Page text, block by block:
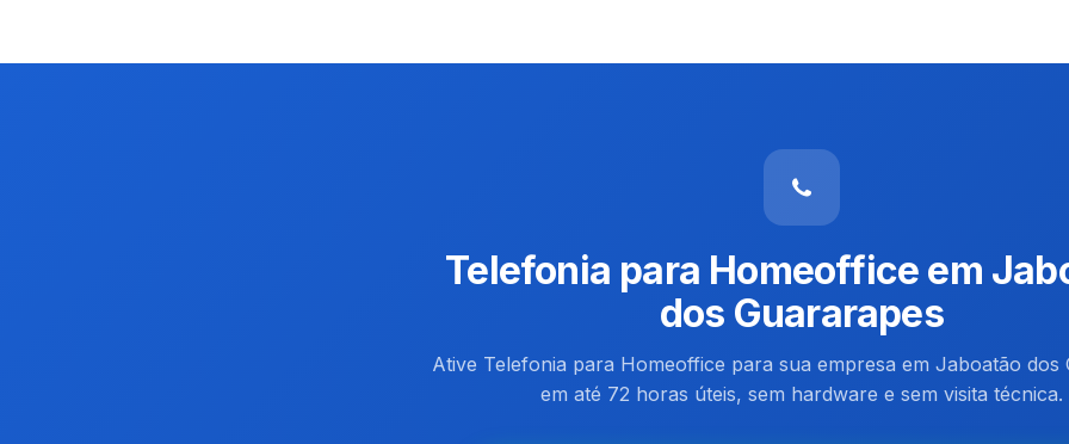
Telefonia para Homeoffice em
dos Guararapes
Ative Telefonia para Homeoffice para sua empresa em Jaboatão dos
em até 72 horas úteis, sem hardware e sem visita técnica.